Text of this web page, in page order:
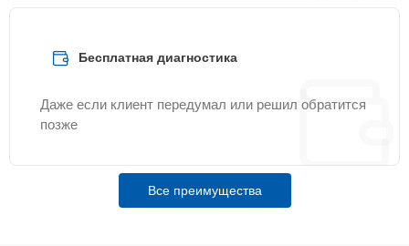
Бесплатная диагностика
Даже если клиент передумал или решил обратится
позже
Все преимущества